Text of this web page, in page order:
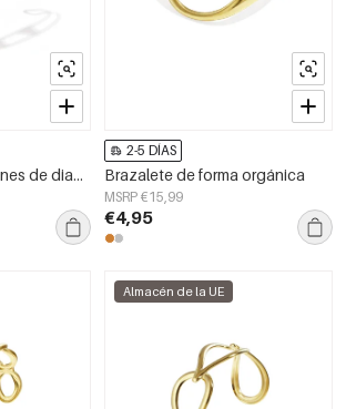
Pulsera con corazones de diamantes de imitación
2-5 DÍAS
Brazalete de forma orgánica
MSRP €15,99
€4,95
Almacén de la UE